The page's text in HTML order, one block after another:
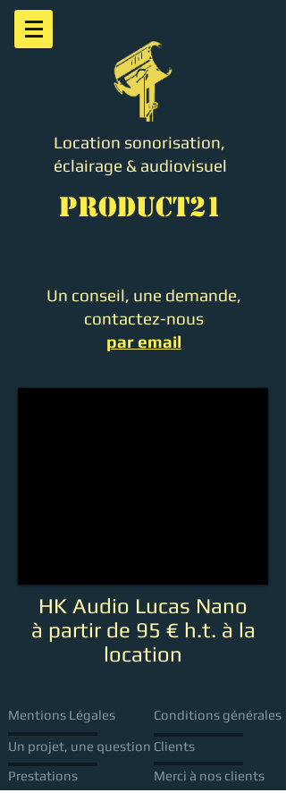
Location sonorisation,
éclairage & audiovisuel
PRODUCT21
Un conseil, une demande,
contactez-nous
par email
HK Audio Lucas Nano
à partir de 95 € h.t. à la
location
Mentions Légales
Un projet, une question
Prestations
Conditions générales
Clients
Merci à nos clients